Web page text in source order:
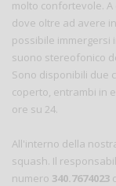
molto confortevole.
dove oltre ad avere
possibile immergersi
suono stereofonico
Sono disponibili due
coperto, entrambi in
ore su 24.
All'interno della
squash. Il
numero 340.7674023